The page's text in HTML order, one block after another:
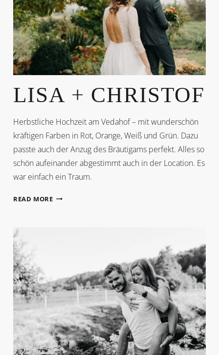
LISA + CHRISTOF
Herbstliche Hochzeit am Vedahof – mit wunderschön
kräftigen Farben in Rot, Orange, Weiß und Grün. Dazu
passte auch der Anzug des Bräutigams perfekt. Alles so
schön aufeinander abgestimmt auch in der Location. Es
war einfach ein Traum.
READ MORELISA